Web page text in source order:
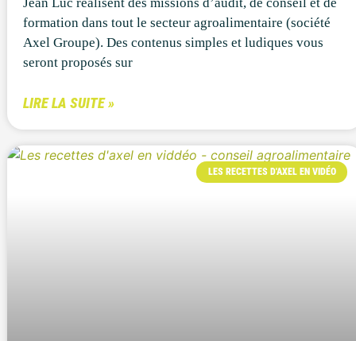
formation dans tout le secteur agroalimentaire (société
Axel Groupe). Des contenus simples et ludiques vous
seront proposés sur
LIRE LA SUITE »
LES RECETTES D'AXEL EN VIDÉO